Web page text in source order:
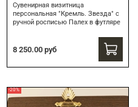
Сувенирная визитница
персональная "Кремль. Звезда" с
ручной росписью Палех в футляре
8 250.00 руб
-20%